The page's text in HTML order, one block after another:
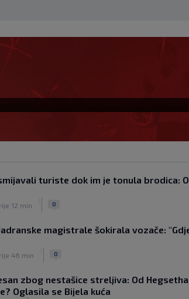
ulaska među
za Panathinaikos!
turiste dok im je tonula brodica:
12 min 0
magistrale šokirala vozače:
46 min 0
zbog nestašice streljiva: Od
Oglasila se Bijela kuća